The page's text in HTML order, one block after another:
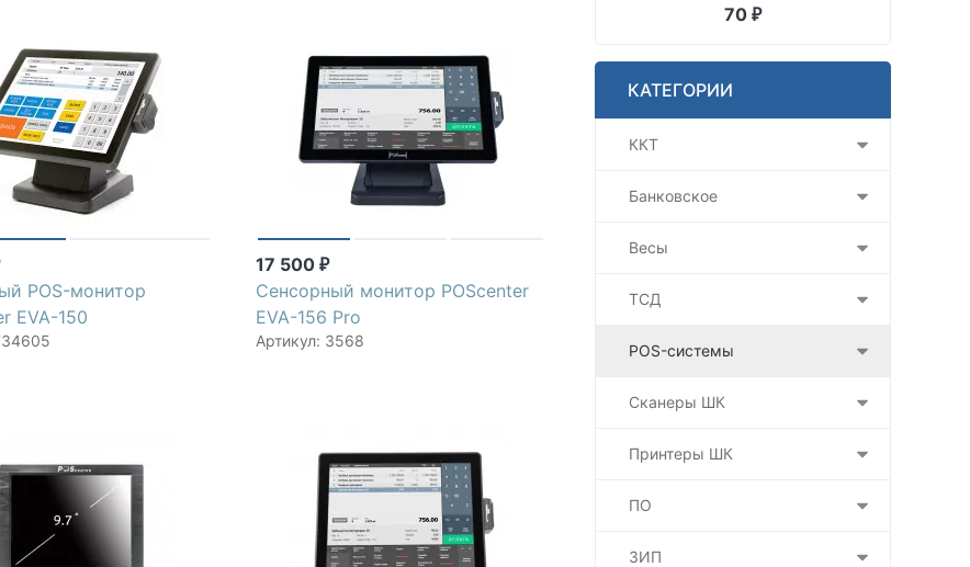
POS-монитор
EVA-150
17 500₽
Сенсорный монитор POScenter
EVA-156 Pro
Артикул: 3568
70 ₽
КАТЕГОРИИ
ККТ
Банковское
Весы
ТСД
POS-системы
Сканеры ШК
Принтеры ШК
ПО
ЗИП